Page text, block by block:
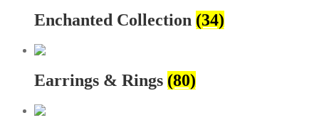
Enchanted Collection (34)
Earrings & Rings (80)